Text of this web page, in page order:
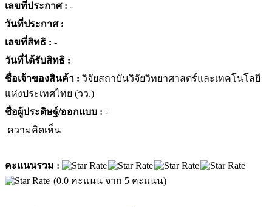
เลขที่ประกาศ : -
วันที่ประกาศ :
เลขที่สิทธิ : -
วันที่ได้รับสิทธิ :
ชื่อเจ้าของสินค้า : วิจัยสถาบันวิจัยวิทยาศาสตร์และเทคโนโลยี
แห่งประเทศไทย (วว.)
ชื่อผู้ประดิษฐ์/ออกแบบ : -
ความคิดเห็น
คะแนนรวม :
(0.0 คะแนน จาก 5 คะแนน)